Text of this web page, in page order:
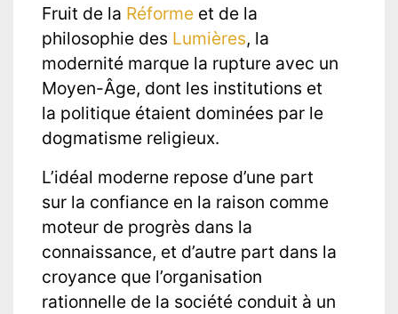
Fruit de la Réforme et de la
philosophie des Lumières, la
modernité marque la rupture avec un
Moyen-Âge, dont les institutions et
la politique étaient dominées par le
dogmatisme religieux.
L’idéal moderne repose d’une part
sur la confiance en la raison comme
moteur de progrès dans la
connaissance, et d’autre part dans la
croyance que l’organisation
rationnelle de la société conduit à un